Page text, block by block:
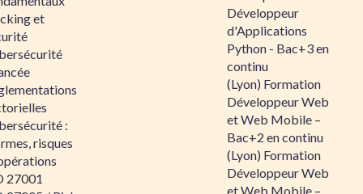
et
:
risques
27001
Développeur
d'Applications
Python - Bac+3 en
continu
(Lyon) Formation
Développeur Web
et Web Mobile –
Bac+2 en continu
(Lyon) Formation
Développeur Web
et Web Mobile –